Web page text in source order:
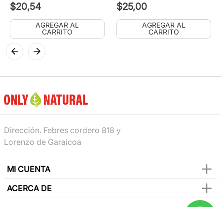
$20,54
AGREGAR AL
CARRITO
$25,00
AGREGAR AL
CARRITO
Dirección. Febres cordero 818 y
Lorenzo de Garaicoa
MI CUENTA
ACERCA DE